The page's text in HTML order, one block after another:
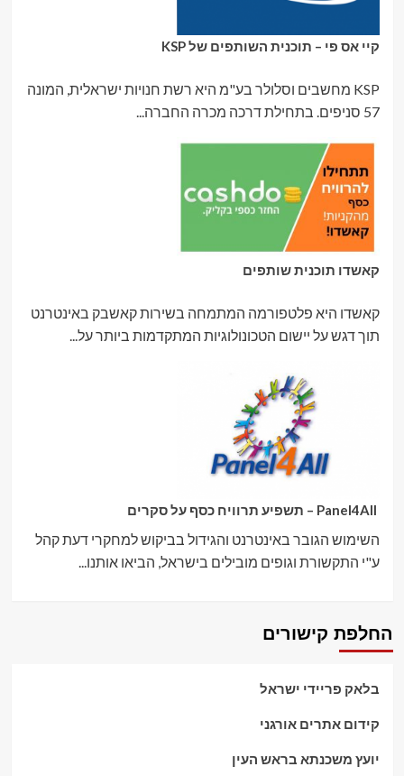
קיי אס פי – תוכנית השותפים של KSP
KSP מחשבים וסלולר בע"מ היא רשת חנויות ישראלית, המונה
57 סניפים. בתחילת דרכה מכרה החברה...
קאשדו תוכנית שותפים
קאשדו היא פלטפורמה המתמחה בשירות קאשבק באינטרנט
תוך דגש על יישום הטכונולוגיות המתקדמות ביותר על...
השימוש הגובר באינטרנט והגידול בביקוש למחקרי דעת קהל
ע"י התקשורת וגופים מובילים בישראל, הביאו אותנו...
החלפת קישורים
בלאק פריידי ישראל
קידום אתרים אורגני
יועץ משכנתא בראש העין